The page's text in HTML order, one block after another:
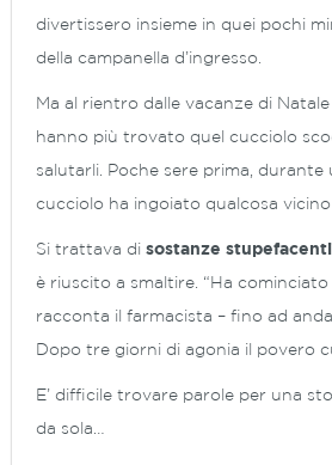
divertissero insieme in quei pochi
della campanella d’ingresso.
Ma al rientro dalle vacanze di
hanno più trovato quel cucciolo
salutarli. Poche sere prima, durante
cucciolo ha ingoiato qualcosa vicino
Si trattava di sostanze stupefacenti
è riuscito a smaltire. “ Ha cominciato
racconta il farmacista – fino ad
Dopo tre giorni di agonia il povero
E’ difficile trovare parole per una
da sola…